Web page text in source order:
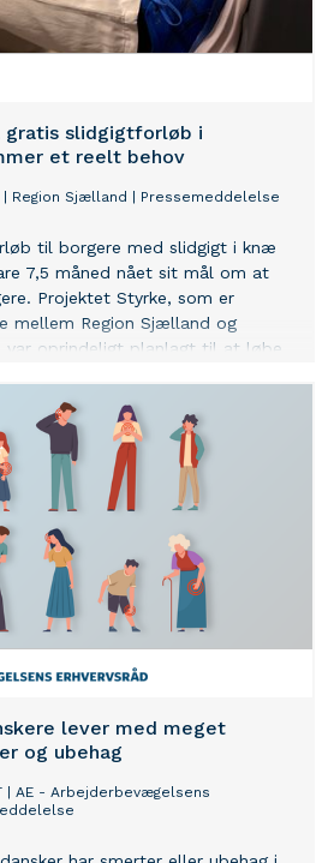
slidgigtforløb i
et reelt behov
Region Sjælland Pressemeddelelse
til borgere med slidgigt i knæ
7,5 måned nået sit mål om at
Projektet Styrke, som er
mellem Region Sjælland og
var oprindeligt planlagt til at løbe
lever med meget
og ubehag
AE - Arbejderbevægelsens